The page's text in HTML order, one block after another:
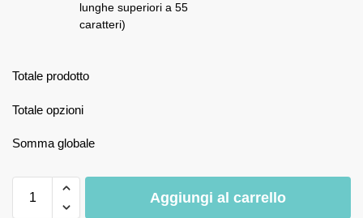
lunghe superiori a 55
caratteri)
Totale prodotto
Totale opzioni
Somma globale
Aggiungi al carrello